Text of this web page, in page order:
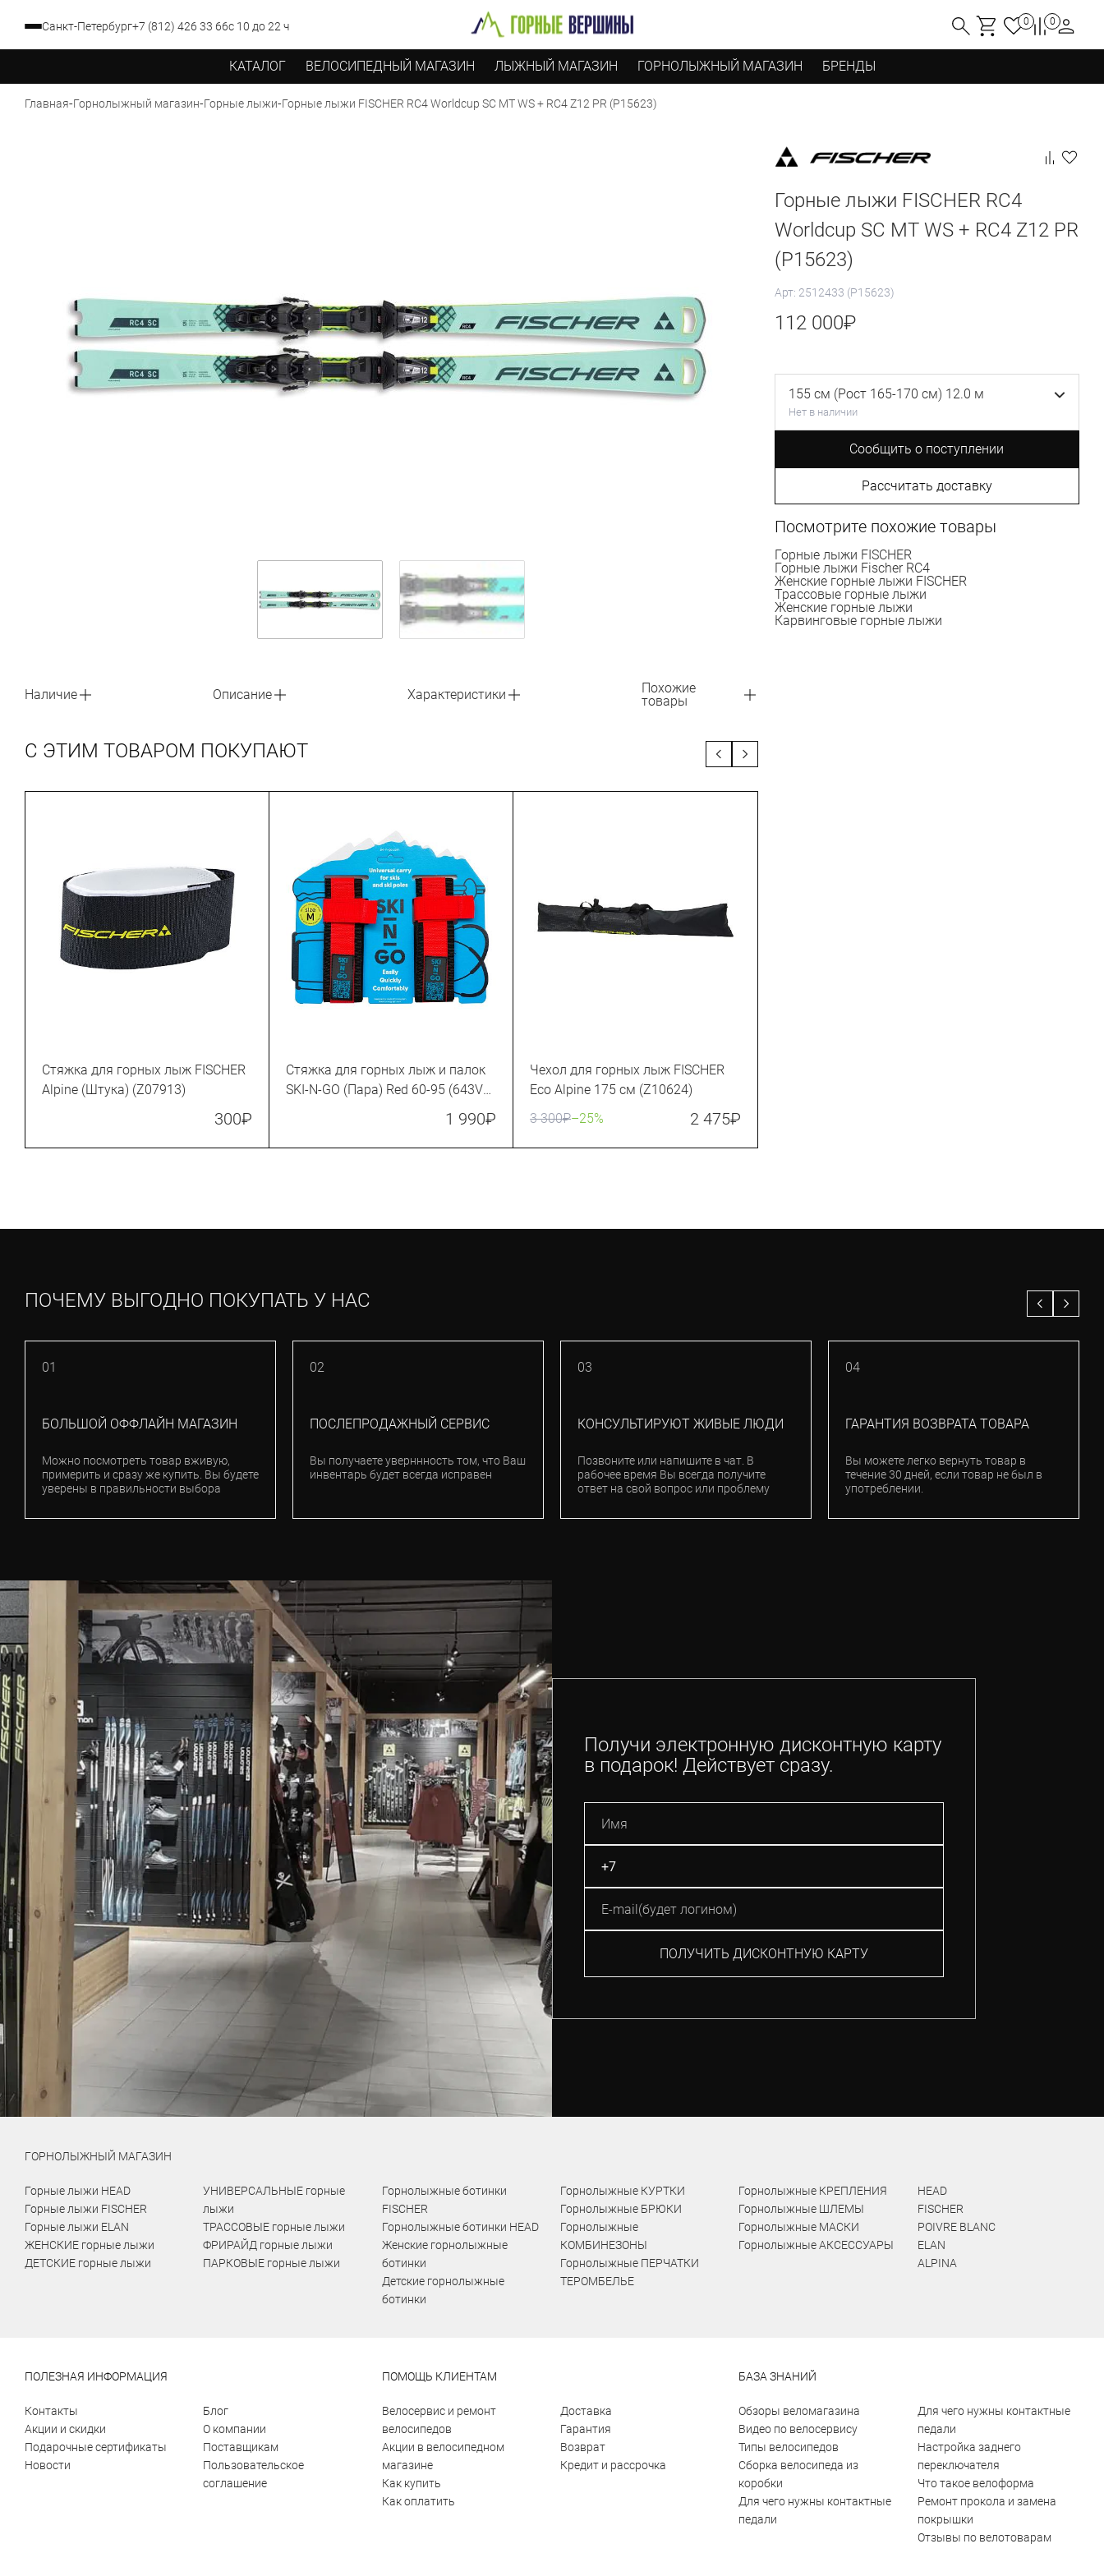
Санкт-Петербург+7 (812) 426 33 66с 10 до 22 ч 0 0
КАТАЛОГ ВЕЛОСИПЕДНЫЙ МАГАЗИН ЛЫЖНЫЙ МАГАЗИН ГОРНОЛЫЖНЫЙ МАГАЗИН БРЕНДЫ
Главная-Горнолыжный магазин-Горные лыжи-Горные лыжи FISCHER RC4 Worldcup SC MT WS + RC4 Z12 PR (P15623)
Горные лыжи FISCHER RC4
Worldcup SC MT WS + RC4 Z12 PR
(P15623)
Арт: 2512433 (P15623)
112 000₽
155 см (Рост 165-170 см) 12.0 м
Нет в наличии
Сообщить о поступлении
Рассчитать доставку
Посмотрите похожие товары
Горные лыжи FISCHER
Горные лыжи Fischer RC4
Женские горные лыжи FISCHER
Трассовые горные лыжи
Женские горные лыжи
Карвинговые горные лыжи
Наличие Описание Характеристики
Похожие
товары
С ЭТИМ ТОВАРОМ ПОКУПАЮТ
Стяжка для горных лыж FISCHER
Alpine (Штука) (Z07913)
300₽
Стяжка для горных лыж и палок
SKI-N-GO (Пара) Red 60-95 (643VZ-
1 990₽
Чехол для горных лыж FISCHER
Eco Alpine 175 см (Z10624)
3 300₽–25% 2 475₽
ПОЧЕМУ ВЫГОДНО ПОКУПАТЬ У НАС
01
БОЛЬШОЙ ОФФЛАЙН МАГАЗИН
Можно посмотреть товар вживую,
примерить и сразу же купить. Вы будете
уверены в правильности выбора
02
ПОСЛЕПРОДАЖНЫЙ СЕРВИС
Вы получаете уверннность том, что Ваш
инвентарь будет всегда исправен
03
КОНСУЛЬТИРУЮТ ЖИВЫЕ ЛЮДИ
Позвоните или напишите в чат. В
рабочее время Вы всегда получите
ответ на свой вопрос или проблему
04
ГАРАНТИЯ ВОЗВРАТА ТОВАРА
Вы можете легко вернуть товар в
течение 30 дней, если товар не был в
употреблении.
Получи электронную дисконтную карту
в подарок! Действует сразу.
ПОЛУЧИТЬ ДИСКОНТНУЮ КАРТУ
ГОРНОЛЫЖНЫЙ МАГАЗИН
Горные лыжи HEAD
Горные лыжи FISCHER
Горные лыжи ELAN
ЖЕНСКИЕ горные лыжи
ДЕТСКИЕ горные лыжи
УНИВЕРСАЛЬНЫЕ горные
лыжи
ТРАССОВЫЕ горные лыжи
ФРИРАЙД горные лыжи
ПАРКОВЫЕ горные лыжи
Горнолыжные ботинки
FISCHER
Горнолыжные ботинки HEAD
Женские горнолыжные
ботинки
Детские горнолыжные
ботинки
Горнолыжные КУРТКИ
Горнолыжные БРЮКИ
Горнолыжные
КОМБИНЕЗОНЫ
Горнолыжные ПЕРЧАТКИ
ТЕРОМБЕЛЬЕ
Горнолыжные КРЕПЛЕНИЯ
Горнолыжные ШЛЕМЫ
Горнолыжные МАСКИ
Горнолыжные АКСЕССУАРЫ
HEAD
FISCHER
POIVRE BLANC
ELAN
ALPINA
ПОЛЕЗНАЯ ИНФОРМАЦИЯ
Контакты
Акции и скидки
Подарочные сертификаты
Новости
Блог
О компании
Поставщикам
Пользовательское
соглашение
ПОМОЩЬ КЛИЕНТАМ
Велосервис и ремонт
велосипедов
Акции в велосипедном
магазине
Как купить
Как оплатить
Доставка
Гарантия
Возврат
Кредит и рассрочка
БАЗА ЗНАНИЙ
Обзоры веломагазина
Видео по велосервису
Типы велосипедов
Сборка велосипеда из
коробки
Для чего нужны контактные
педали
Для чего нужны контактные
педали
Настройка заднего
переключателя
Что такое велоформа
Ремонт прокола и замена
покрышки
Отзывы по велотоварам